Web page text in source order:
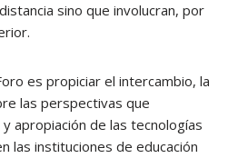
sino que involucran, por
es propiciar el intercambio, la
las perspectivas que
apropiación de las tecnologías
las instituciones de educación